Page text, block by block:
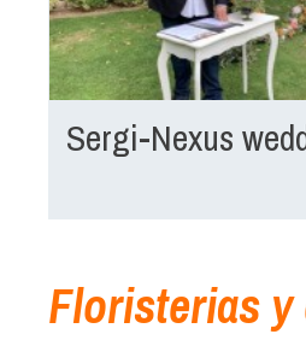
Sergi-Nexus
Floristerias